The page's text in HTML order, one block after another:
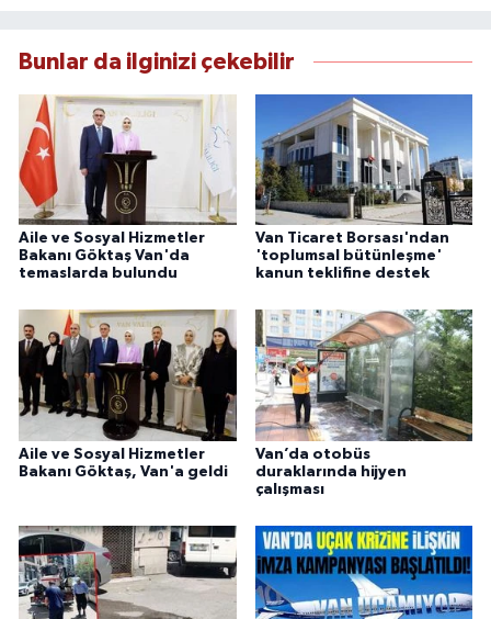
bilgilendirmektedir.
Bunlar da ilginizi çekebilir
Aile ve Sosyal Hizmetler
Bakanı Göktaş Van'da
temaslarda bulundu
Van Ticaret Borsası'ndan
'toplumsal bütünleşme'
kanun teklifine destek
Aile ve Sosyal Hizmetler
Bakanı Göktaş, Van'a geldi
Van’da otobüs
duraklarında hijyen
çalışması